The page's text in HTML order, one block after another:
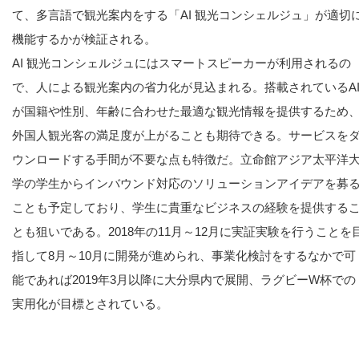
て、多言語で観光案内をする「AI 観光コンシェルジュ」が適切
機能するかが検証される。
AI 観光コンシェルジュにはスマートスピーカーが利用されるの
で、人による観光案内の省力化が見込まれる。搭載されているAI
が国籍や性別、年齢に合わせた最適な観光情報を提供するため
外国人観光客の満足度が上がることも期待できる。サービスを
ウンロードする手間が不要な点も特徴だ。立命館アジア太平洋
学の学生からインバウンド対応のソリューションアイデアを募
ことも予定しており、学生に貴重なビジネスの経験を提供する
とも狙いである。2018年の11月～12月に実証実験を行うことを
指して8月～10月に開発が進められ、事業化検討をするなかで可
能であれば2019年3月以降に大分県内で展開、ラグビーW杯での
実用化が目標とされている。